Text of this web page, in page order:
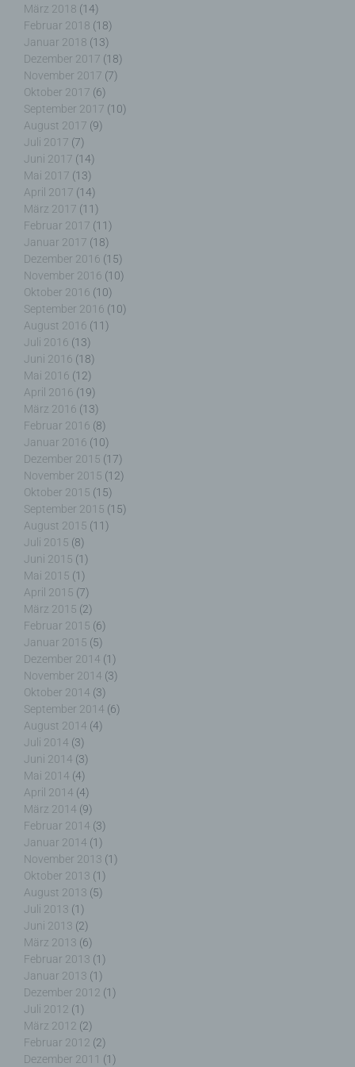
März 2018 (14)
Februar 2018 (18)
Januar 2018 (13)
Dezember 2017 (18)
November 2017 (7)
Oktober 2017 (6)
September 2017 (10)
August 2017 (9)
Juli 2017 (7)
Juni 2017 (14)
Mai 2017 (13)
April 2017 (14)
März 2017 (11)
Februar 2017 (11)
Januar 2017 (18)
Dezember 2016 (15)
November 2016 (10)
Oktober 2016 (10)
September 2016 (10)
August 2016 (11)
Juli 2016 (13)
Juni 2016 (18)
Mai 2016 (12)
April 2016 (19)
März 2016 (13)
Februar 2016 (8)
Januar 2016 (10)
Dezember 2015 (17)
November 2015 (12)
Oktober 2015 (15)
September 2015 (15)
August 2015 (11)
Juli 2015 (8)
Juni 2015 (1)
Mai 2015 (1)
April 2015 (7)
März 2015 (2)
Februar 2015 (6)
Januar 2015 (5)
Dezember 2014 (1)
November 2014 (3)
Oktober 2014 (3)
September 2014 (6)
August 2014 (4)
Juli 2014 (3)
Juni 2014 (3)
Mai 2014 (4)
April 2014 (4)
März 2014 (9)
Februar 2014 (3)
Januar 2014 (1)
November 2013 (1)
Oktober 2013 (1)
August 2013 (5)
Juli 2013 (1)
Juni 2013 (2)
März 2013 (6)
Februar 2013 (1)
Januar 2013 (1)
Dezember 2012 (1)
Juli 2012 (1)
März 2012 (2)
Februar 2012 (2)
Dezember 2011 (1)
Einschränkung der Verarbeitung ist die Markierung
gespeicherter personenbezogener Daten mit dem
Ziel, ihre künftige Verarbeitung einzuschränken.
e) Profiling
Profiling ist jede Art der automatisierten
Verarbeitung personenbezogener Daten, die darin
besteht, dass diese personenbezogenen Daten
verwendet werden, um bestimmte persönliche
Aspekte, die sich auf eine natürliche Person
beziehen, zu bewerten, insbesondere, um Aspekte
bezüglich Arbeitsleistung, wirtschaftlicher Lage,
Gesundheit, persönlicher Vorlieben, Interessen,
Zuverlässigkeit, Verhalten, Aufenthaltsort oder
Ortswechsel dieser natürlichen Person zu
analysieren oder vorherzusagen.
f) Pseudonymisierung
Pseudonymisierung ist die Verarbeitung
personenbezogener Daten in einer Weise, auf
welche die personenbezogenen Daten ohne
Hinzuziehung zusätzlicher Informationen nicht
mehr einer spezifischen betroffenen Person
zugeordnet werden können, sofern diese
zusätzlichen Informationen gesondert aufbewahrt
werden und technischen und organisatorischen
Maßnahmen unterliegen, die gewährleisten, dass
die personenbezogenen Daten nicht einer
identifizierten oder identifizierbaren natürlichen
Person zugewiesen werden.
g) Verantwortlicher oder für die Verarbeitung
Verantwortlicher
Verantwortlicher oder für die Verarbeitung
Verantwortlicher ist die natürliche oder juristische
Person, Behörde, Einrichtung oder andere Stelle,
die allein oder gemeinsam mit anderen über die
Zwecke und Mittel der Verarbeitung von
personenbezogenen Daten entscheidet. Sind die
Zwecke und Mittel dieser Verarbeitung durch das
Unionsrecht oder das Recht der Mitgliedstaaten
vorgegeben, so kann der Verantwortliche
beziehungsweise können die bestimmten Kriterien
seiner Benennung nach dem Unionsrecht oder
dem Recht der Mitgliedstaaten vorgesehen
werden.
h) Auftragsverarbeiter